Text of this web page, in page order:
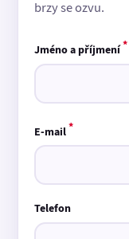
brzy se ozvu.
Jméno a příjmení*
E-mail*
Telefon